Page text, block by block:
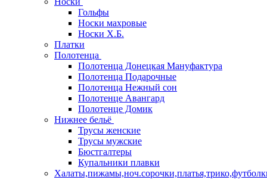
Гольфы
Носки махровые
Носки Х.Б.
Платки
Полотенца
Полотенца Донецкая Мануфактура
Полотенца Подарочные
Полотенца Нежный сон
Полотенце Авангард
Полотенце Домик
Нижнее бельё
Трусы женские
Трусы мужские
Бюстгалтеры
Купальники плавки